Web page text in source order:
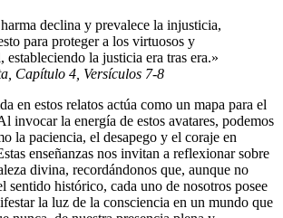
declina y prevalece la injusticia,
para proteger a los virtuosos y
estableciendo la justicia era tras era.»
Capítulo 4, Versículos 7-8
en estos relatos actúa como un mapa para el
invocar la energía de estos avatares, podemos
la paciencia, el desapego y el coraje en
enseñanzas nos invitan a reflexionar sobre
divina, recordándonos que, aunque no
sentido histórico, cada uno de nosotros posee
la luz de la consciencia en un mundo que